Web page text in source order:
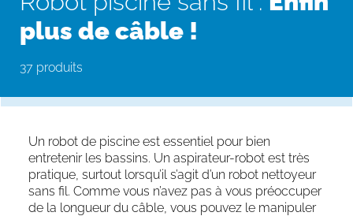
plus de câble !
37 produits
Un robot de piscine est essentiel pour bien
entretenir les bassins. Un aspirateur-robot est très
pratique, surtout lorsqu’il s’agit d’un robot nettoyeur
sans fil. Comme vous n’avez pas à vous préoccuper
de la longueur du câble, vous pouvez le manipuler